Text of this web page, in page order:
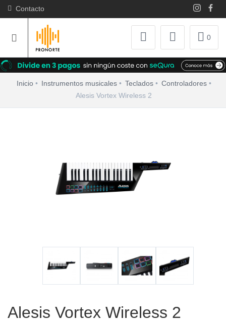
Contacto
0
Inicio Instrumentos musicales Teclados
Controladores
Alesis Vortex Wireless 2
Alesis Vortex Wireless 2